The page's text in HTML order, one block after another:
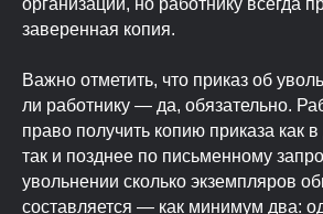
организации, но работнику всегда
заверенная копия.
Важно отметить, что приказ об
ли работнику — да, обязательно.
право получить копию приказа как
так и позднее по письменному
увольнении сколько экземпляров
составляется — как минимум два: